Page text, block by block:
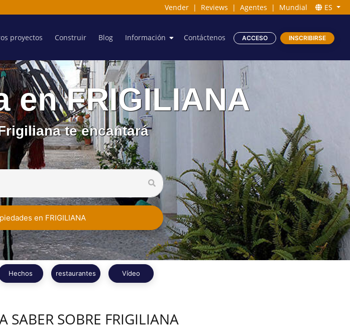
Vender | Reviews | Agentes | Mundial ES
proyectos Construir Blog Información Contáctenos ACCESO INSCRIBIRSE
en FRIGILIANA
te encantará
en FRIGILIANA
Hechos restaurantes Vídeo
SABER SOBRE FRIGILIANA